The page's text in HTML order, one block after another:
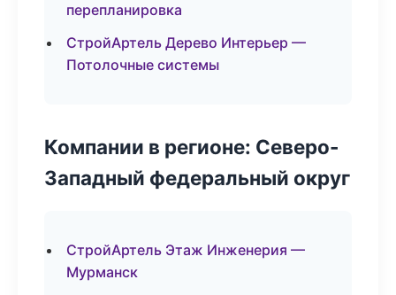
перепланировка
СтройАртель Дерево Интерьер —
Потолочные системы
Компании в регионе: Северо-
Западный федеральный округ
СтройАртель Этаж Инженерия —
Мурманск